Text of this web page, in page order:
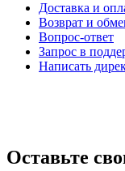
Доставка и
Возврат и
Вопрос-ответ
Запрос в
Написать
Оставьте